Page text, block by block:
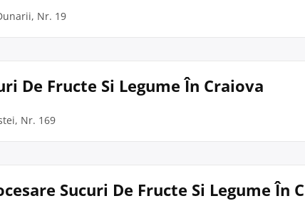
Nr. 19
De Fructe Si Legume În Craiova
Nr. 169
Sucuri De Fructe Si Legume În